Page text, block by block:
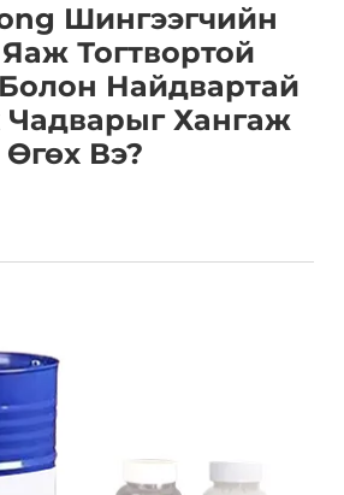
Шингээгчийн
Тогтвортой
Найдвартай
Хангаж
Өгөх Вэ?